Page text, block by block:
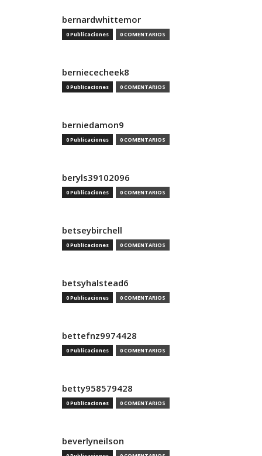
bernardwhittemor
0 Publicaciones 0 COMENTARIOS
berniececheek8
0 Publicaciones 0 COMENTARIOS
berniedamon9
0 Publicaciones 0 COMENTARIOS
beryls39102096
0 Publicaciones 0 COMENTARIOS
betseybirchell
0 Publicaciones 0 COMENTARIOS
betsyhalstead6
0 Publicaciones 0 COMENTARIOS
bettefnz9974428
0 Publicaciones 0 COMENTARIOS
betty958579428
0 Publicaciones 0 COMENTARIOS
beverlyneilson